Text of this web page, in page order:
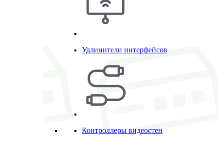
Удлинители интерфейсов
Контроллеры видеостен